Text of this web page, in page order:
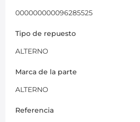
000000000096285525
Tipo de repuesto
ALTERNO
Marca de la parte
ALTERNO
Referencia